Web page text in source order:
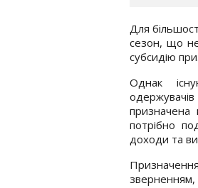
Для
сезон, що
субсидію
Однак
призначена
потрібно
доходи та